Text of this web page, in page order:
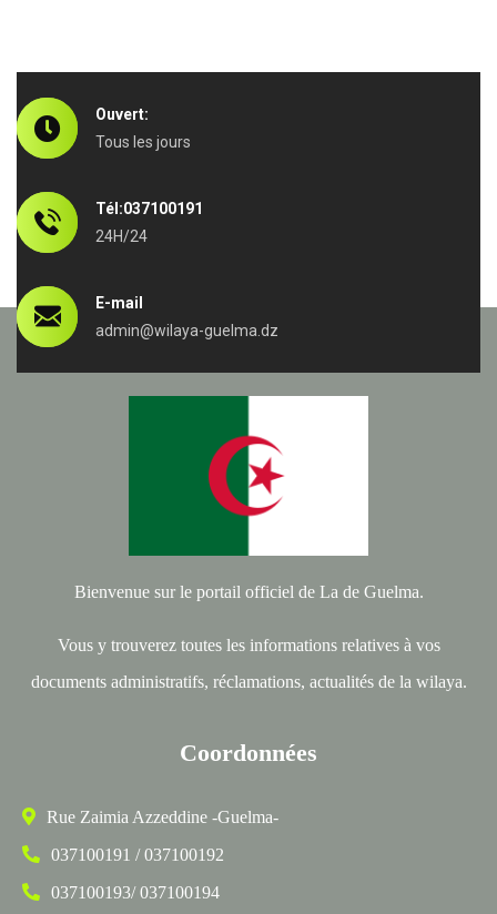
Ouvert:
Tous les jours
Tél:037100191
24H/24
E-mail
admin@wilaya-guelma.dz
Bienvenue sur le portail officiel de La de Guelma.
Vous y trouverez toutes les informations relatives à vos
documents administratifs, réclamations, actualités de la wilaya.
Coordonnées
Rue Zaimia Azzeddine -Guelma-
037100191 / 037100192
037100193/ 037100194